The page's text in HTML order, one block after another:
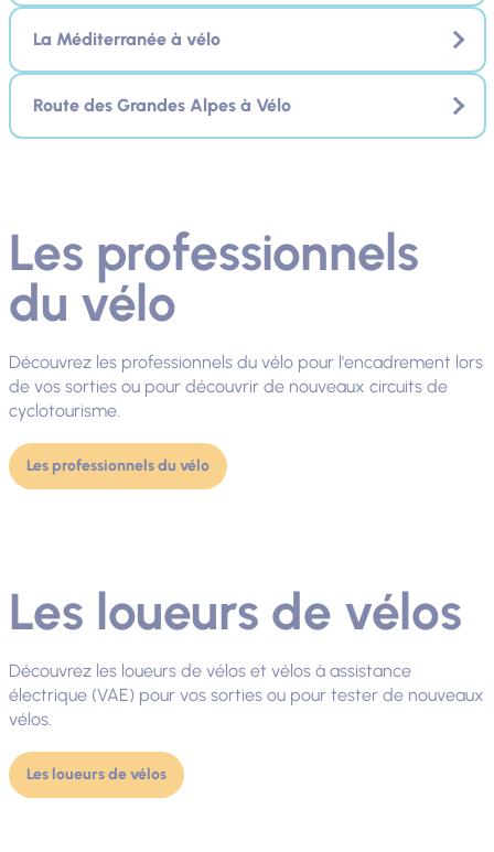
La Méditerranée à vélo
Route des Grandes Alpes à Vélo
Les professionnels
du vélo
Découvrez les professionnels du vélo pour l'encadrement lors
de vos sorties ou pour découvrir de nouveaux circuits de
cyclotourisme.
Les professionnels du vélo
Les loueurs de vélos
Découvrez les loueurs de vélos et vélos à assistance
électrique (VAE) pour vos sorties ou pour tester de nouveaux
vélos.
Les loueurs de vélos